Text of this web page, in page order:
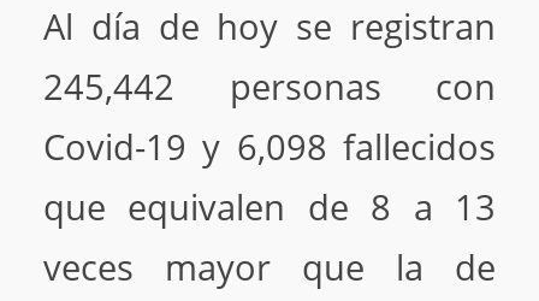
Al día de hoy se registran
245,442 personas con
Covid-19 y 6,098 fallecidos
que equivalen de 8 a 13
veces mayor que la de